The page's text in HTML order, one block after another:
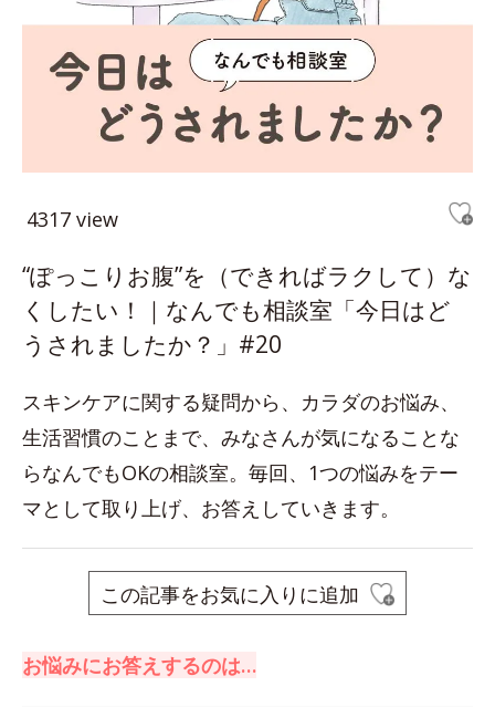
4317 view
“ぽっこりお腹”を（できればラクして）な
くしたい！｜なんでも相談室「今日はど
うされましたか？」#20
スキンケアに関する疑問から、カラダのお悩み、
生活習慣のことまで、みなさんが気になることな
らなんでもOKの相談室。毎回、1つの悩みをテー
マとして取り上げ、お答えしていきます。
この記事をお気に入りに追加
お悩みにお答えするのは…